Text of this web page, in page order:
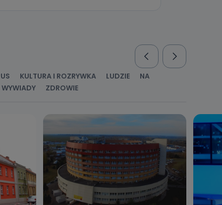
KULTURA I ROZRYWKA LUDZIE
NA
WYWIADY ZDROWIE